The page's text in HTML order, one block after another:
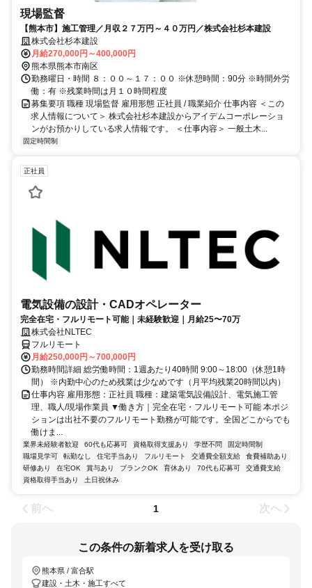
現場監督
【熊本市】施工管理／月収２７万円～４０万円／株式会社杉本建設
株式会社杉本建設
月給270,000円～400,000円
熊本県熊本市南区
勤務曜日・時間 ８：００～１７：００ ※休憩時間：90分 ※時間外労
働：有 ※残業時間は月１０時間程度
募集要項 職種 現場監督 雇用形態 正社員 / 職業紹介 仕事内容 ＜この
求人情報について＞ 株式会社杉本建設からアイデムコーポレーショ
ンがお預かりしている求人情報です。 ＜仕事内容＞ 一般土木...
固定時間制
正社員
電気設備の設計・CADオペレーター
完全在宅・フルリモート可能｜未経験歓迎｜月給25〜70万
株式会社NLTEC
フルリモート
月給250,000円～700,000円
勤務時間詳細 総労働時間：1週あたり40時間 9:00～18:00（休憩1時
間） ※内勤中心のため残業は少なめです（月平均残業20時間以内）
仕事内容 雇用形態：正社員 職種：建築電気設備設計、電気施工管
理、職人/現場作業員 ▼働き方｜完全在宅・フルリモート可能 本ポジ
ションは出社不要のフルリモート勤務が可能です。全国どこからでも
働けま...
業界未経験者歓迎 60代も応募可 資格取得支援あり 学歴不問
固定時間制
職場見学可
転勤なし 住宅手当あり フルリモート 交通費全額支給
食費補助あり
研修あり
在宅OK 賞与あり ブランクOK 育休あり 70代も応募可
交通費支給
資格取得手当あり
土日祝休み
前へ 1 次へ
この条件の新着求人を受け取る
熊本県 / 富合駅
建設・土木・施工すべて